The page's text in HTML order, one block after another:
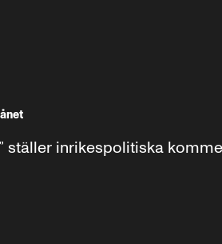
ställer inrikespolitiska